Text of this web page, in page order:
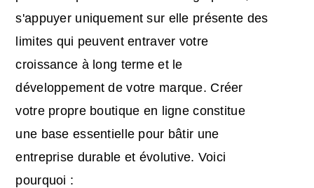
s'appuyer uniquement sur elle présente des
limites qui peuvent entraver votre
croissance à long terme et le
développement de votre marque. Créer
votre propre boutique en ligne constitue
une base essentielle pour bâtir une
entreprise durable et évolutive. Voici
pourquoi :